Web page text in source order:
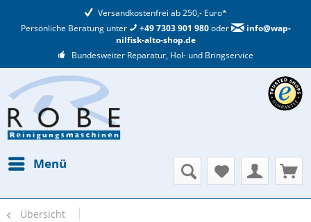
Versandkostenfrei ab 250,- Euro*
Persönliche Beratung unter
+49 7303 901 980oder
info@wap-
nilfisk-alto-shop.de
Bundesweiter Reparatur, Hol- und Bringservice
Menü
Übersicht